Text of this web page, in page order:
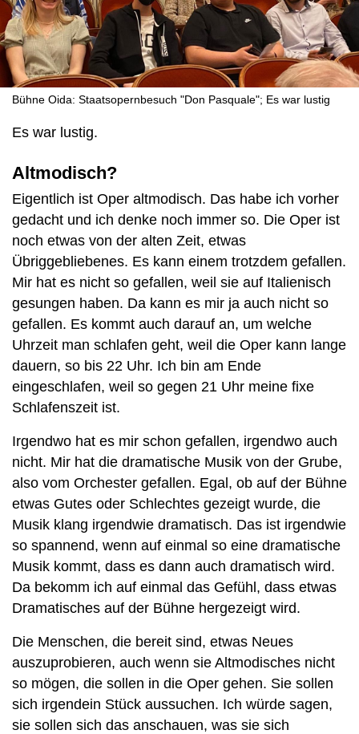
Bühne Oida: Staatsopernbesuch "Don Pasquale"; Es war lustig
Es war lustig.
Altmodisch?
Eigentlich ist Oper altmodisch. Das habe ich vorher
gedacht und ich denke noch immer so. Die Oper ist
noch etwas von der alten Zeit, etwas
Übriggebliebenes. Es kann einem trotzdem gefallen.
Mir hat es nicht so gefallen, weil sie auf Italienisch
gesungen haben. Da kann es mir ja auch nicht so
gefallen. Es kommt auch darauf an, um welche
Uhrzeit man schlafen geht, weil die Oper kann lange
dauern, so bis 22 Uhr. Ich bin am Ende
eingeschlafen, weil so gegen 21 Uhr meine fixe
Schlafenszeit ist.
Irgendwo hat es mir schon gefallen, irgendwo auch
nicht. Mir hat die dramatische Musik von der Grube,
also vom Orchester gefallen. Egal, ob auf der Bühne
etwas Gutes oder Schlechtes gezeigt wurde, die
Musik klang irgendwie dramatisch. Das ist irgendwie
so spannend, wenn auf einmal so eine dramatische
Musik kommt, dass es dann auch dramatisch wird.
Da bekomm ich auf einmal das Gefühl, dass etwas
Dramatisches auf der Bühne hergezeigt wird.
Die Menschen, die bereit sind, etwas Neues
auszuprobieren, auch wenn sie Altmodisches nicht
so mögen, die sollen in die Oper gehen. Sie sollen
sich irgendein Stück aussuchen. Ich würde sagen,
sie sollen sich das anschauen, was sie sich